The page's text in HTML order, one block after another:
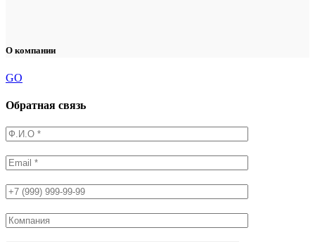
О компании
GO
Обратная связь